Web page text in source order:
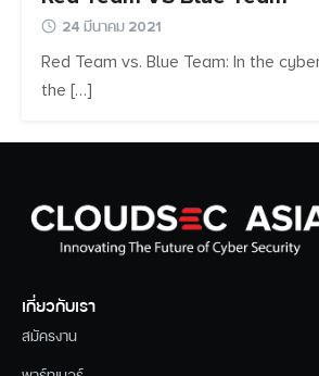
24 มีนาคม 2021
Red Team vs. Blue Team: In the
the […]
เกี่ยวกับเรา
สมัครงาน